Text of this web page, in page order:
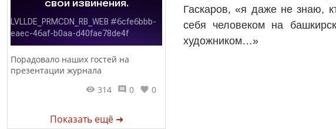
Порадовало наших гостей на
презентации журнала
314
0 0
Показать ещё ➜
Гаскаров, «я даже не знаю,
себя человеком на
художником…»